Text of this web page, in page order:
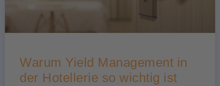
Warum Yield Management in
der Hotellerie so wichtig ist